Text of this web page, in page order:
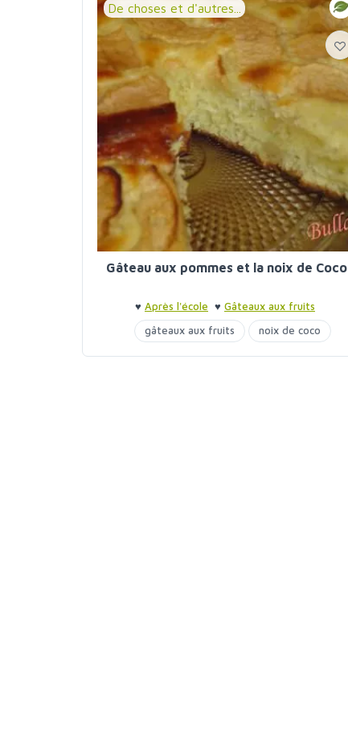
De choses et d'autres...
Gâteau aux pommes et la noix de Coco
♥ Après l'école ♥ Gâteaux aux fruits
gâteaux aux fruits
noix de coco
pommes